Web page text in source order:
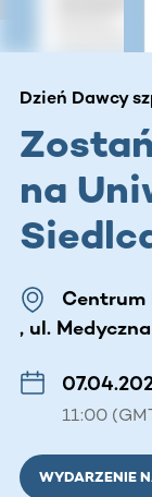
Dzień Dawcy
na
Centrum
, ul.
11:00
WYDARZENIE